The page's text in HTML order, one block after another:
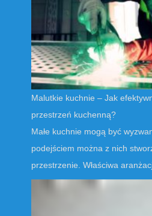
Malutkie kuchnie – Jak
przestrzeń kuchenną?
Małe kuchnie mogą być
podejściem można z nich
przestrzenie. Właściwa